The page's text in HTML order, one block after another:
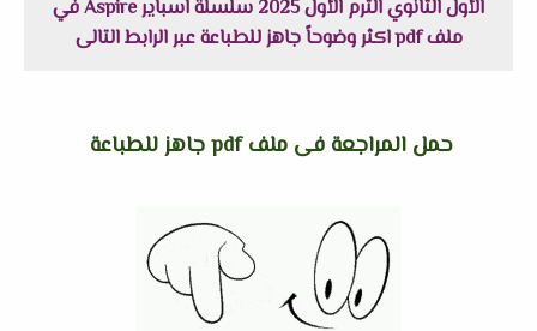
الأول الثانوي الترم الأول 2025 سلسلة اسباير Aspire في
ملف pdf اكثر وضوحاً جاهز للطباعة عبر الرابط التالى
حمل المراجعة فى ملف pdf جاهز للطباعة